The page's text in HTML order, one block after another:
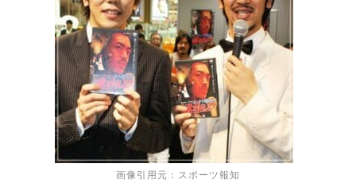
画像引用元：スポーツ報知